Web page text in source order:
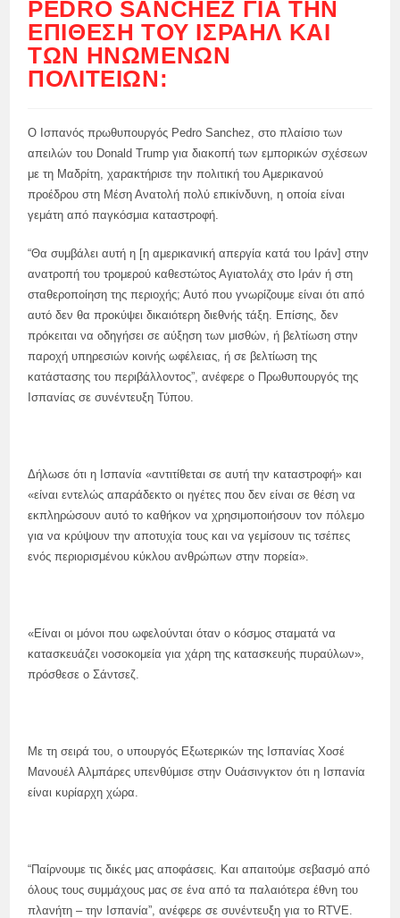
PEDRO SANCHEZ ΓΙΑ ΤΗΝ
ΕΠΊΘΕΣΗ ΤΟΥ ΙΣΡΑΉΛ ΚΑΙ
ΤΩΝ ΗΝΩΜΈΝΩΝ
ΠΟΛΙΤΕΙΏΝ:
Ο Ισπανός πρωθυπουργός Pedro Sanchez, στο πλαίσιο των
απειλών του Donald Trump για διακοπή των εμπορικών σχέσεων
με τη Μαδρίτη, χαρακτήρισε την πολιτική του Αμερικανού
προέδρου στη Μέση Ανατολή πολύ επικίνδυνη, η οποία είναι
γεμάτη από παγκόσμια καταστροφή.
“Θα συμβάλει αυτή η [η αμερικανική απεργία κατά του Ιράν] στην
ανατροπή του τρομερού καθεστώτος Αγιατολάχ στο Ιράν ή στη
σταθεροποίηση της περιοχής; Αυτό που γνωρίζουμε είναι ότι από
αυτό δεν θα προκύψει δικαιότερη διεθνής τάξη. Επίσης, δεν
πρόκειται να οδηγήσει σε αύξηση των μισθών, ή βελτίωση στην
παροχή υπηρεσιών κοινής ωφέλειας, ή σε βελτίωση της
κατάστασης του περιβάλλοντος”, ανέφερε ο Πρωθυπουργός της
Ισπανίας σε συνέντευξη Τύπου.
Δήλωσε ότι η Ισπανία «αντιτίθεται σε αυτή την καταστροφή» και
«είναι εντελώς απαράδεκτο οι ηγέτες που δεν είναι σε θέση να
εκπληρώσουν αυτό το καθήκον να χρησιμοποιήσουν τον πόλεμο
για να κρύψουν την αποτυχία τους και να γεμίσουν τις τσέπες
ενός περιορισμένου κύκλου ανθρώπων στην πορεία».
«Είναι οι μόνοι που ωφελούνται όταν ο κόσμος σταματά να
κατασκευάζει νοσοκομεία για χάρη της κατασκευής πυραύλων»,
πρόσθεσε ο Σάντσεζ.
Με τη σειρά του, ο υπουργός Εξωτερικών της Ισπανίας Χοσέ
Μανουέλ Αλμπάρες υπενθύμισε στην Ουάσινγκτον ότι η Ισπανία
είναι κυρίαρχη χώρα.
“Παίρνουμε τις δικές μας αποφάσεις. Και απαιτούμε σεβασμό από
όλους τους συμμάχους μας σε ένα από τα παλαιότερα έθνη του
πλανήτη – την Ισπανία”, ανέφερε σε συνέντευξη για το RTVE.